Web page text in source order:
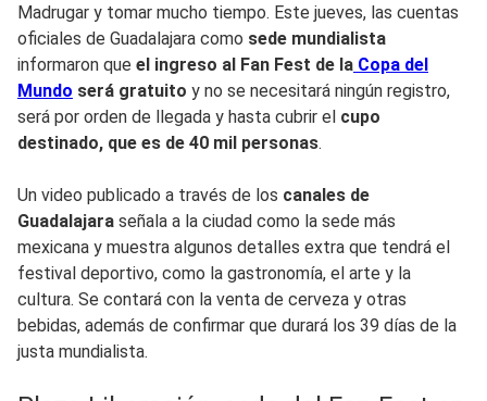
Madrugar y tomar mucho tiempo. Este jueves, las cuentas
oficiales de Guadalajara como sede mundialista
informaron que el ingreso al Fan Fest de la Copa del
Mundo será gratuito y no se necesitará ningún registro,
será por orden de llegada y hasta cubrir el cupo
destinado, que es de 40 mil personas.
Un video publicado a través de los canales de
Guadalajara señala a la ciudad como la sede más
mexicana y muestra algunos detalles extra que tendrá el
festival deportivo, como la gastronomía, el arte y la
cultura. Se contará con la venta de cerveza y otras
bebidas, además de confirmar que durará los 39 días de la
justa mundialista.